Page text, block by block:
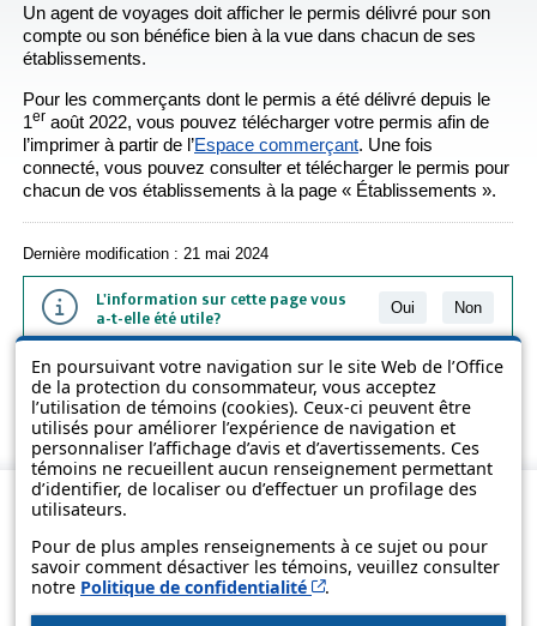
En poursuivant votre navigation sur le site Web de l’Office
de la protection du consommateur, vous acceptez
l’utilisation de témoins (cookies). Ceux-ci peuvent être
utilisés pour améliorer l’expérience de navigation et
personnaliser l’affichage d’avis et d’avertissements. Ces
témoins ne recueillent aucun renseignement permettant
d’identifier, de localiser ou d’effectuer un profilage des
utilisateurs.
Pour de plus amples renseignements à ce sujet ou pour
savoir comment désactiver les témoins, veuillez consulter
notre Politique de confidentialité Cet hyperlien s’ouvrira
.
Un agent de voyages doit afficher le permis délivré pour son
compte ou son bénéfice bien à la vue dans chacun de ses
établissements.
Pour les commerçants dont le permis a été délivré depuis le
1er août 2022, vous pouvez télécharger votre permis afin de
l’imprimer à partir de l’Espace commerçant. Une fois
connecté, vous pouvez consulter et télécharger le permis pour
chacun de vos établissements à la page « Établissements ».
Dernière modification : 21 mai 2024
L'information sur cette page vous
a-t-elle été utile?
Oui Non
L'information présentée dans cette page a été vulgarisée pour en
favoriser la compréhension. Elle ne remplace pas les textes des lois
et des règlements.